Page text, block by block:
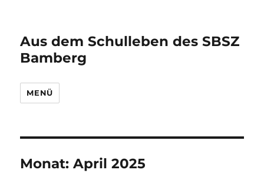
Aus dem Schulleben des SBSZ
Bamberg
MENÜ
Monat:April 2025